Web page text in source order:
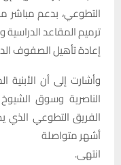
التطوعي، بدعم مباشر
ترميم المقاعد
إعادة تأهيل الصفوف
وأشارت إلى أن
الناصرية وسوق
أشهر متواصلة
انتهى.